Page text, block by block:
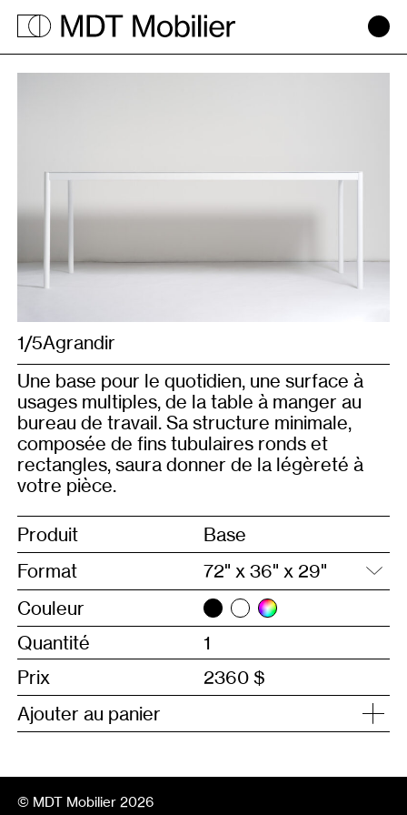
1/5Agrandir
1/1Agrandir
Une base pour le quotidien, une surface à
usages multiples, de la table à manger au
bureau de travail. Sa structure minimale,
composée de fins tubulaires ronds et
rectangles, saura donner de la légèreté à
votre pièce.
Produit
Base
Format
Couleur
Quantité
Prix
2360 $
Ajouter au panier
© MDT Mobilier 2026